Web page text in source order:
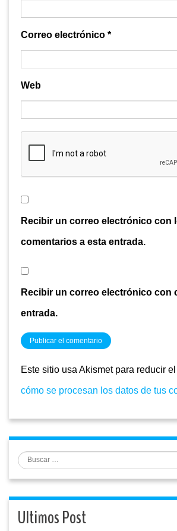
Correo electrónico *
Web
Recibir un correo electrónico con
comentarios a esta entrada.
Recibir un correo electrónico con
entrada.
Este sitio usa Akismet para reducir
cómo se procesan los datos de tus
Buscar
Ultimos Post